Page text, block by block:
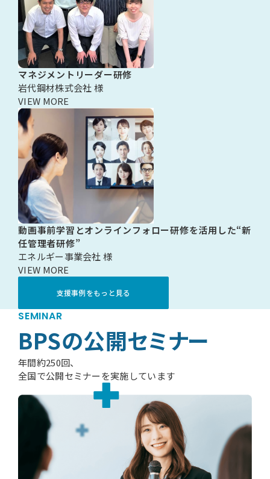
マネジメントリーダー研修
岩代鋼材株式会社 様
VIEW MORE
動画事前学習とオンラインフォロー研修を活用した“新
任管理者研修”
エネルギー事業会社 様
VIEW MORE
支援事例をもっと見る
SEMINAR
BPSの公開セミナー
年間約250回、
全国で公開セミナーを実施しています